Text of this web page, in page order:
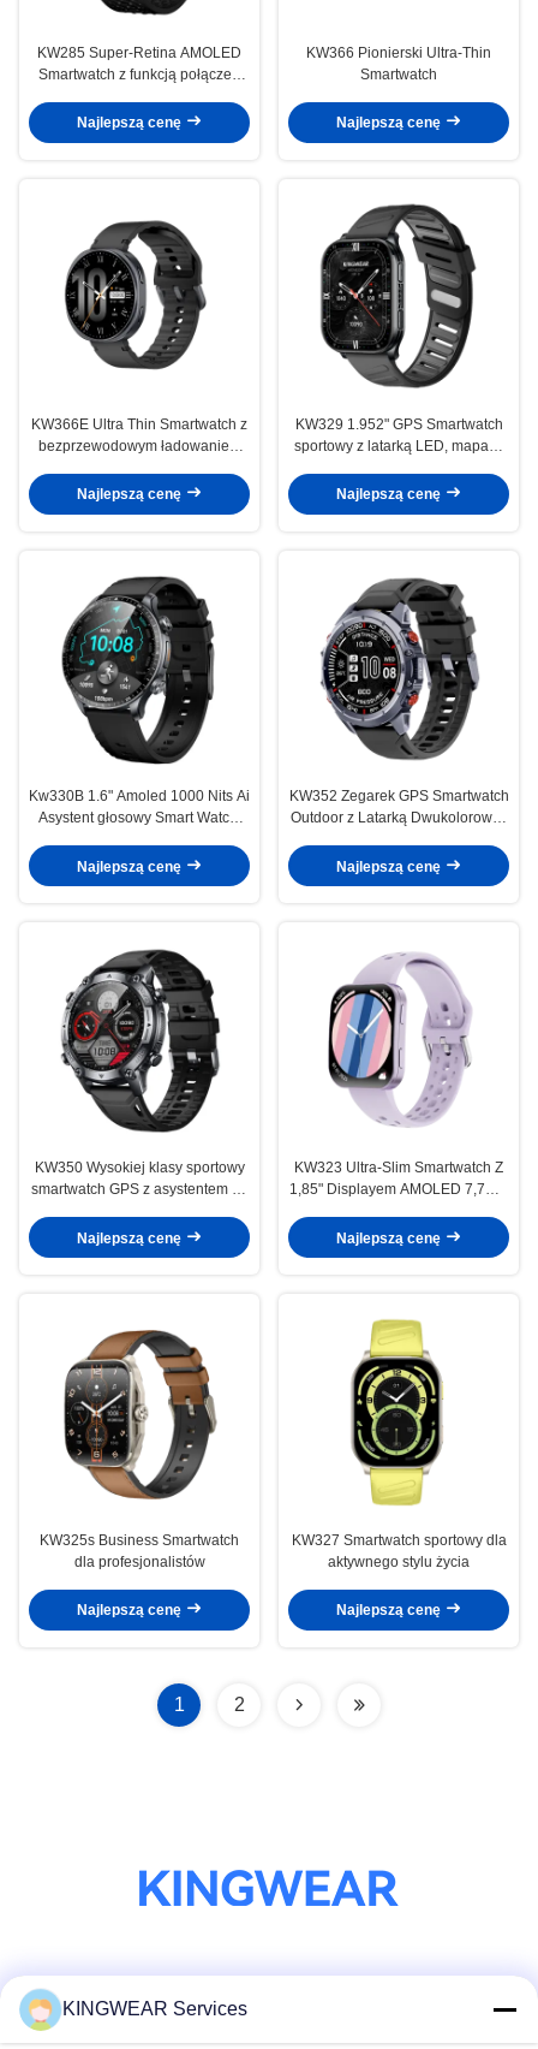
KW285 Super-Retina AMOLED
Smartwatch z funkcją połączeń
sportowymi
Najlepszą cenę
KW366 Pionierski Ultra-Thin
Smartwatch
Najlepszą cenę
KW366E Ultra Thin Smartwatch z
bezprzewodowym ładowaniem
Modes Monitor śpiący
Najlepszą cenę
KW329 1.952" GPS Smartwatch
sportowy z latarką LED, mapami
Najlepszą cenę
Kw330B 1.6" Amoled 1000 Nits Ai
Asystent głosowy Smart Watch,
wykryciem treningu 170+ trybów
sportowych
Najlepszą cenę
KW352 Zegarek GPS Smartwatch
Outdoor z Latarką Dwukolorową i
Najlepszą cenę
KW350 Wysokiej klasy sportowy
smartwatch GPS z asystentem AI,
Najlepszą cenę
KW323 Ultra-Slim Smartwatch Z
1,85" Displayem AMOLED 7,7mm
Najlepszą cenę
KW325s Business Smartwatch
dla profesjonalistów
Najlepszą cenę
KW327 Smartwatch sportowy dla
aktywnego stylu życia
Najlepszą cenę
1 2
KINGWEAR Services